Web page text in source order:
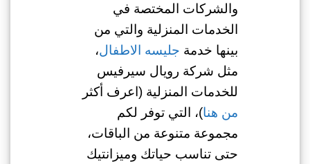
والشركات المختصة في
الخدمات المنزلية والتي من
بينها خدمة جليسه الاطفال،
مثل شركة رويال سيرفيس
للخدمات المنزلية (اعرف أكثر
من هنا)، التي توفر لكم
مجموعة متنوعة من الباقات،
حتى تناسب حياتك وميزانتيك